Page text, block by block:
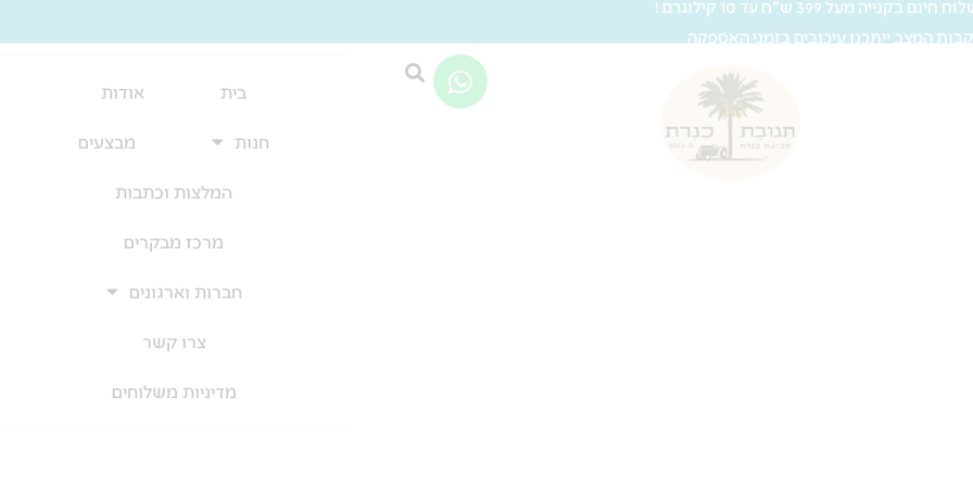
חינם בקנייה מעל 399 ש"ח עד 10 קילוגרם !
המצב ייתכנו עיכובים בזמני האספקה
W
h
בית אודות
חנות מבצעים
המלצות וכתבות
מרכז מבקרים
חברות וארגונים
צרו קשר
מדיניות משלוחים